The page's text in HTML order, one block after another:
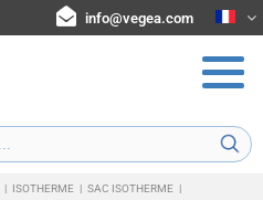
info@vegea.com
| ISOTHERME | SAC ISOTHERME |